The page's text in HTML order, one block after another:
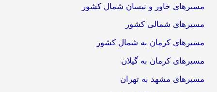
مسیرهای خاور و نیسان شمال کشور
مسیرهای شمالی کشور
مسیرهای کرمان به شمال کشور
مسیرهای کرمان به گیلان
مسیرهای مشهد به تهران